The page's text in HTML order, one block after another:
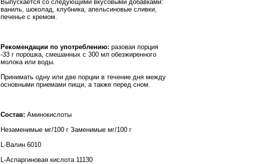
Выпускается со следующими вкусовыми добавками:
ваниль, шоколад, клубника, апельсиновые сливки,
печенье с кремом.
Рекомендации по употреблению: разовая порция
-33 г порошка, смешанных с 300 мл обезжиренного
молока или воды.
Принимать одну или две порции в течение дня между
основными приемами пищи, а также перед сном.
Состав: Аминокислоты
Незаменимые мг/100 г Заменимые мг/100 г
L-Валин 6010
L-Аспаргиновая кислота 11130